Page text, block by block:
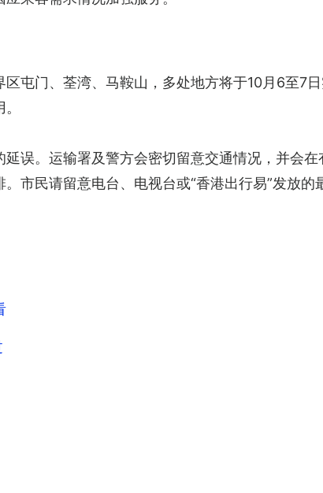
屯门、荃湾、马鞍山，多处地方将于10月6至7
误。运输署及警方会密切留意交通情况，并会
市民请留意电台、电视台或“香港出行易”发放的